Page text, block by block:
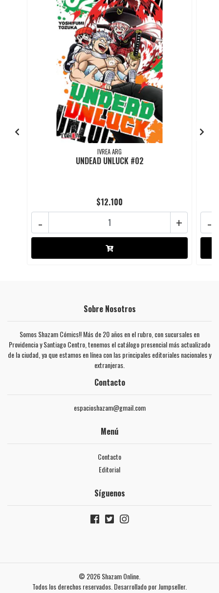
IVREA ARG
UNDEAD UNLUCK #02
$12.100
+
- -
Sobre Nosotros
Somos Shazam Cómics!! Más de 20 años en el rubro, con sucursales en
Providencia y Santiago Centro, tenemos el catálogo presencial más actualizado
de la ciudad, ya que estamos en línea con las principales editoriales nacionales y
extranjeras.
Contacto
espacioshazam@gmail.com
Menú
Contacto
Editorial
Síguenos
© 2026 Shazam Online.
Todos los derechos reservados. Desarrollado por Jumpseller.